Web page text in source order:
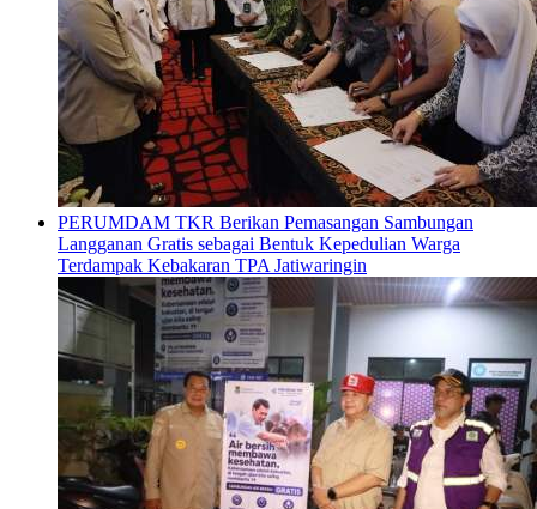
PERUMDAM TKR Berikan Pemasangan Sambungan
Langganan Gratis sebagai Bentuk Kepedulian Warga
Terdampak Kebakaran TPA Jatiwaringin